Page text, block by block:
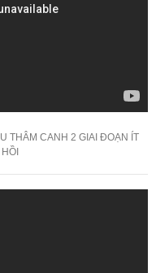
THÂM CANH 2 GIAI ĐOẠN ÍT